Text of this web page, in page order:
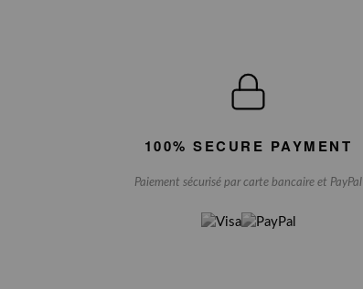
100% SECURE PAYMENT
Paiement sécurisé par carte bancaire et PayPal